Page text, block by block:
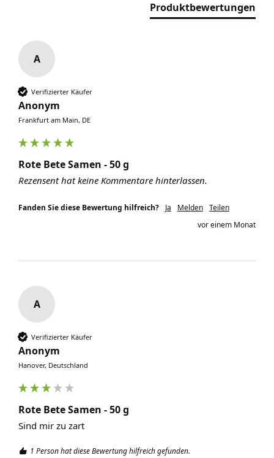
Produktbewertungen
A
Verifizierter Käufer
Anonym
Frankfurt am Main, DE
Rote Bete Samen - 50 g
Rezensent hat keine Kommentare hinterlassen.
Fanden Sie diese Bewertung hilfreich? Ja Melden Teilen
vor einem Monat
A
Verifizierter Käufer
Anonym
Hanover, Deutschland
Rote Bete Samen - 50 g
Sind mir zu zart
1 Person hat diese Bewertung hilfreich gefunden.